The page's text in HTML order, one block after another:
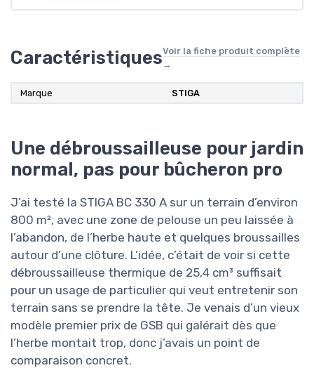
CaractéristiquesVoir la fiche produit complète
→
Marque STIGA
Une débroussailleuse pour jardin
normal, pas pour bûcheron pro
J’ai testé la STIGA BC 330 A sur un terrain d’environ
800 m², avec une zone de pelouse un peu laissée à
l’abandon, de l’herbe haute et quelques broussailles
autour d’une clôture. L’idée, c’était de voir si cette
débroussailleuse thermique de 25,4 cm³ suffisait
pour un usage de particulier qui veut entretenir son
terrain sans se prendre la tête. Je venais d’un vieux
modèle premier prix de GSB qui galérait dès que
l’herbe montait trop, donc j’avais un point de
comparaison concret.